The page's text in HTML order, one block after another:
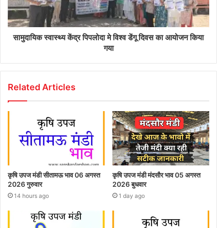
सामुदायिक स्वास्थ्य केंद्र पिपलोदा मे विश्व डेंगू दिवस का आयोजन किया
गया
Related Articles
कृषि उपज मंडी सीतामऊ भाव 06 अगस्त
2026 गुरुवार
14 hours ago
कृषि उपज मंडी मंदसौर भाव 05 अगस्त
2026 बुधवार
1 day ago